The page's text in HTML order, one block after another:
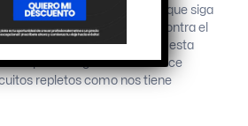
su crecimiento. Auguramos que siga
campaña de vacunación contra el
ceda terreno para que esta
pueda regresar a su cauce
repletos como nos tiene